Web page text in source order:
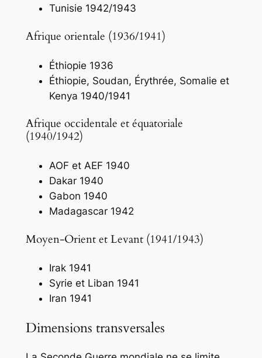
Tunisie 1942/1943
Afrique orientale (1936/1941)
Éthiopie 1936
Éthiopie, Soudan, Érythrée, Somalie et
Kenya 1940/1941
Afrique occidentale et équatoriale
(1940/1942)
AOF et AEF 1940
Dakar 1940
Gabon 1940
Madagascar 1942
Moyen-Orient et Levant (1941/1943)
Irak 1941
Syrie et Liban 1941
Iran 1941
Dimensions transversales